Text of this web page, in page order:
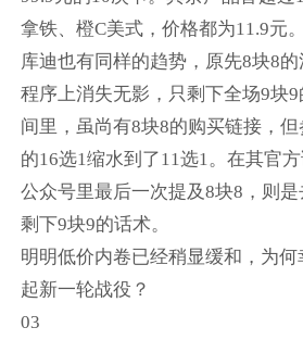
拿铁、橙C美式，价格都为11.9元。
库迪也有同样的趋势，原先8块8
程序上消失无影，只剩下全场9块
间里，虽尚有8块8的购买链接，
的16选1缩水到了11选1。在其官
公众号里最后一次提及8块8，则
剩下9块9的话术。
明明低价内卷已经稍显缓和，为
起新一轮战役？
03